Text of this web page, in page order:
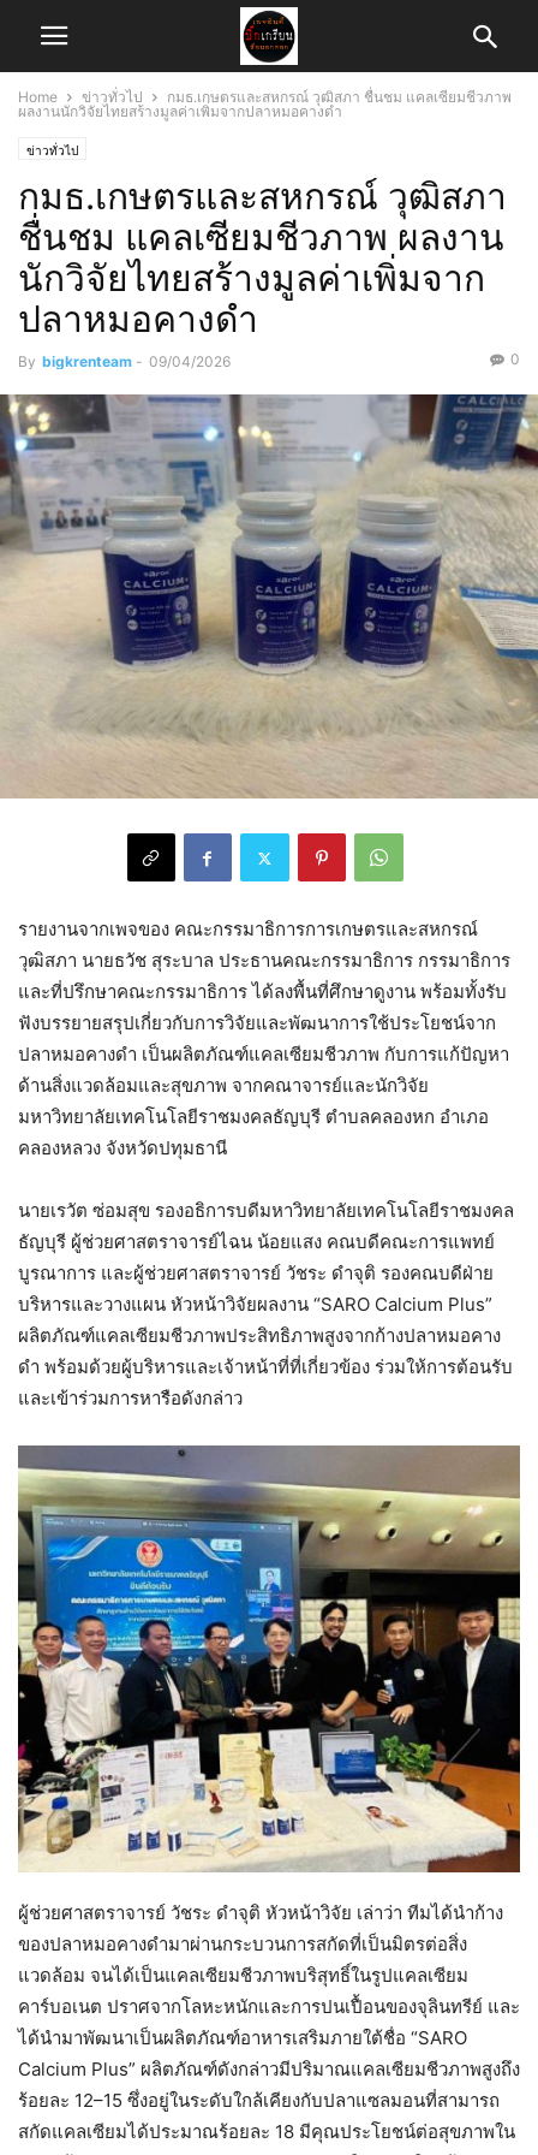
Home ข่าวทั่วไป
กมธ.เกษตรและสหกรณ์ วุฒิสภา ชื่นชม แคลเซียมชีวภาพ
ผลงานนักวิจัยไทยสร้างมูลค่าเพิ่มจากปลาหมอคางดำ
ข่าวทั่วไป
กมธ.เกษตรและสหกรณ์ วุฒิสภา
ชื่นชม แคลเซียมชีวภาพ ผลงาน
นักวิจัยไทยสร้างมูลค่าเพิ่มจาก
ปลาหมอคางดำ
By bigkrenteam - 09/04/2026 0
รายงานจากเพจของ คณะกรรมาธิการการเกษตรและสหกรณ์
วุฒิสภา นายธวัช สุระบาล ประธานคณะกรรมาธิการ กรรมาธิการ
และที่ปรึกษาคณะกรรมาธิการ ได้ลงพื้นที่ศึกษาดูงาน พร้อมทั้งรับ
ฟังบรรยายสรุปเกี่ยวกับการวิจัยและพัฒนาการใช้ประโยชน์จาก
ปลาหมอคางดำ เป็นผลิตภัณฑ์แคลเซียมชีวภาพ กับการแก้ปัญหา
ด้านสิ่งแวดล้อมและสุขภาพ จากคณาจารย์และนักวิจัย
มหาวิทยาลัยเทคโนโลยีราชมงคลธัญบุรี ตำบลคลองหก อำเภอ
คลองหลวง จังหวัดปทุมธานี
นายเรวัต ซ่อมสุข รองอธิการบดีมหาวิทยาลัยเทคโนโลยีราชมงคล
ธัญบุรี ผู้ช่วยศาสตราจารย์ไฉน น้อยแสง คณบดีคณะการแพทย์
บูรณาการ และผู้ช่วยศาสตราจารย์ วัชระ ดำจุติ รองคณบดีฝ่าย
บริหารและวางแผน หัวหน้าวิจัยผลงาน “SARO Calcium Plus”
ผลิตภัณฑ์แคลเซียมชีวภาพประสิทธิภาพสูงจากก้างปลาหมอคาง
ดำ พร้อมด้วยผู้บริหารและเจ้าหน้าที่ที่เกี่ยวข้อง ร่วมให้การต้อนรับ
และเข้าร่วมการหารือดังกล่าว
ผู้ช่วยศาสตราจารย์ วัชระ ดำจุติ หัวหน้าวิจัย เล่าว่า ทีมได้นำก้าง
ของปลาหมอคางดำมาผ่านกระบวนการสกัดที่เป็นมิตรต่อสิ่ง
แวดล้อม จนได้เป็นแคลเซียมชีวภาพบริสุทธิ์ในรูปแคลเซียม
คาร์บอเนต ปราศจากโลหะหนักและการปนเปื้อนของจุลินทรีย์ และ
ได้นำมาพัฒนาเป็นผลิตภัณฑ์อาหารเสริมภายใต้ชื่อ “SARO
Calcium Plus” ผลิตภัณฑ์ดังกล่าวมีปริมาณแคลเซียมชีวภาพสูงถึง
ร้อยละ 12–15 ซึ่งอยู่ในระดับใกล้เคียงกับปลาแซลมอนที่สามารถ
สกัดแคลเซียมได้ประมาณร้อยละ 18 มีคุณประโยชน์ต่อสุขภาพใน